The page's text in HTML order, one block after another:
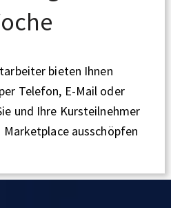
bieten Ihnen
Telefon, E-Mail oder
und Ihre Kursteilnehmer
ausschöpfen